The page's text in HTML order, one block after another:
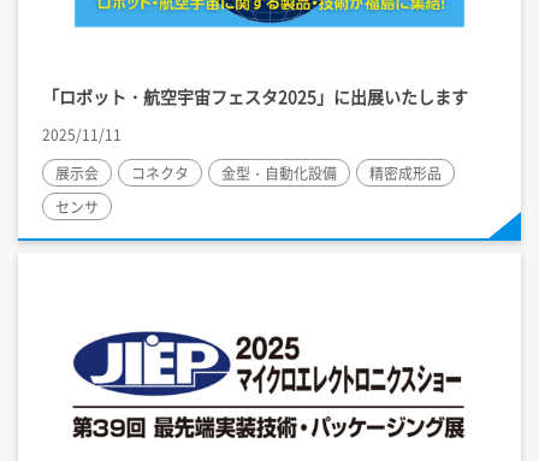
「ロボット・航空宇宙フェスタ2025」に出展いたします
2025/11/11
展示会
コネクタ 金型・自動化設備
精密成形品
センサ